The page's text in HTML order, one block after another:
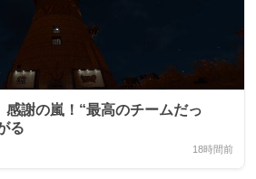
謝の嵐！“最高のチームだっ
る
18時間前